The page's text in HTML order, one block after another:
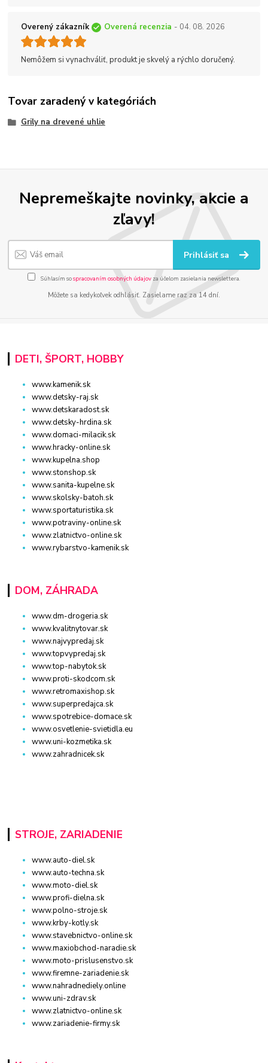
Overený zákazník Overená recenzia - 04. 08. 2026
Nemôžem si vynachváliť, produkt je skvelý a rýchlo doručený.
Tovar zaradený v kategóriách
Grily na drevené uhlie
Nepremeškajte novinky, akcie a
zľavy!
Prihlásiť sa
Súhlasím sospracovaním osobných údajov za účelom zasielania newslettera.
Môžete sa kedykoľvek odhlásiť. Zasielame raz za 14 dní.
DETI, ŠPORT, HOBBY
www.kamenik.sk
www.detsky-raj.sk
www.detskaradost.sk
www.detsky-hrdina.sk
www.domaci-milacik.sk
www.hracky-online.sk
www.kupelna.shop
www.stonshop.sk
www.sanita-kupelne.sk
www.skolsky-batoh.sk
www.sportaturistika.sk
www.potraviny-online.sk
www.zlatnictvo-online.sk
www.rybarstvo-kamenik.sk
DOM, ZÁHRADA
www.dm-drogeria.sk
www.kvalitnytovar.sk
www.najvypredaj.sk
www.topvypredaj.sk
www.top-nabytok.sk
www.proti-skodcom.sk
www.retromaxishop.sk
www.superpredajca.sk
www.spotrebice-domace.sk
www.osvetlenie-svietidla.eu
www.uni-kozmetika.sk
www.zahradnicek.sk
STROJE, ZARIADENIE
www.auto-diel.sk
www.auto-techna.sk
www.moto-diel.sk
www.profi-dielna.sk
www.polno-stroje.sk
www.krby-kotly.sk
www.stavebnictvo-online.sk
www.maxiobchod-naradie.sk
www.moto-prislusenstvo.sk
www.firemne-zariadenie.sk
www.nahradnediely.online
www.uni-zdrav.sk
www.zlatnictvo-online.sk
www.zariadenie-firmy.sk